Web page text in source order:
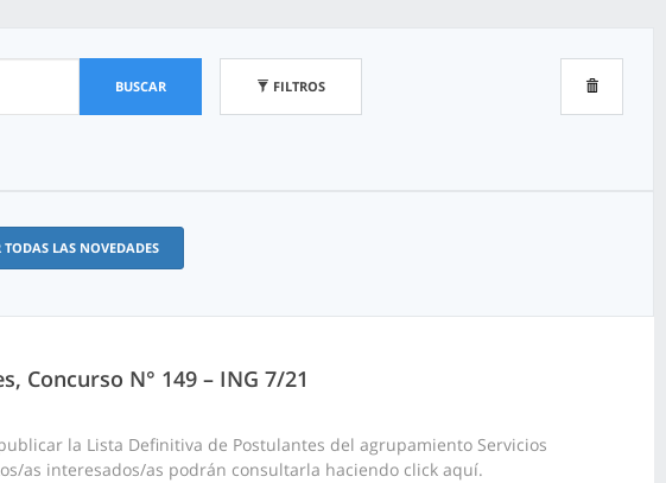
BUSCAR FILTROS
TODAS LAS NOVEDADES
Concurso N° 149 – ING 7/21
la Lista Definitiva de Postulantes del agrupamiento Servicios
as interesados/as podrán consultarla haciendo click aquí.